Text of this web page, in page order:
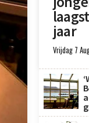
jaar
Vrijdag 7